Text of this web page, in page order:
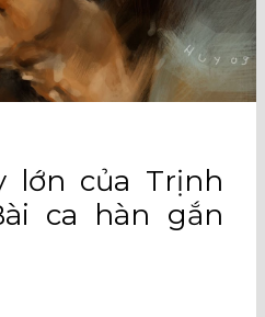
lớn của Trịnh
ca hàn gắn